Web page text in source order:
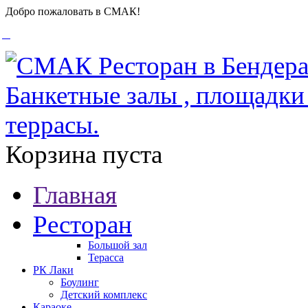
Добро пожаловать в СМАК!
Корзина пуста
Главная
Ресторан
Большой зал
Терасса
РК Лаки
Боулинг
Детский комплекс